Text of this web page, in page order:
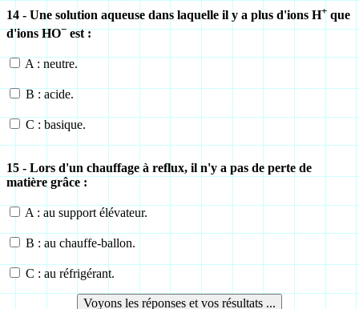
14 - Une solution aqueuse dans laquelle il y a plus d'ions H+ que
d'ionsHO−est :
A : neutre.
B : acide.
C : basique.
15 - Lors d'un chauffage à reflux, il n'y a pas de perte de
matière grâce :
A : au support élévateur.
B : au chauffe-ballon.
C : au réfrigérant.